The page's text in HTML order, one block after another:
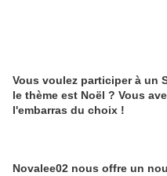
Vous voulez participer à un
le thème est Noël ? Vous
l'embarras du choix !
Novalee02 nous offre un